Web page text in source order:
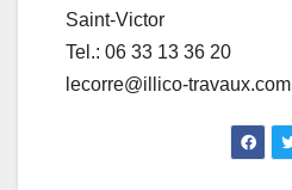
Saint-Victor
Tel.: 06 33 13 36 20
lecorre@illico-travaux.com